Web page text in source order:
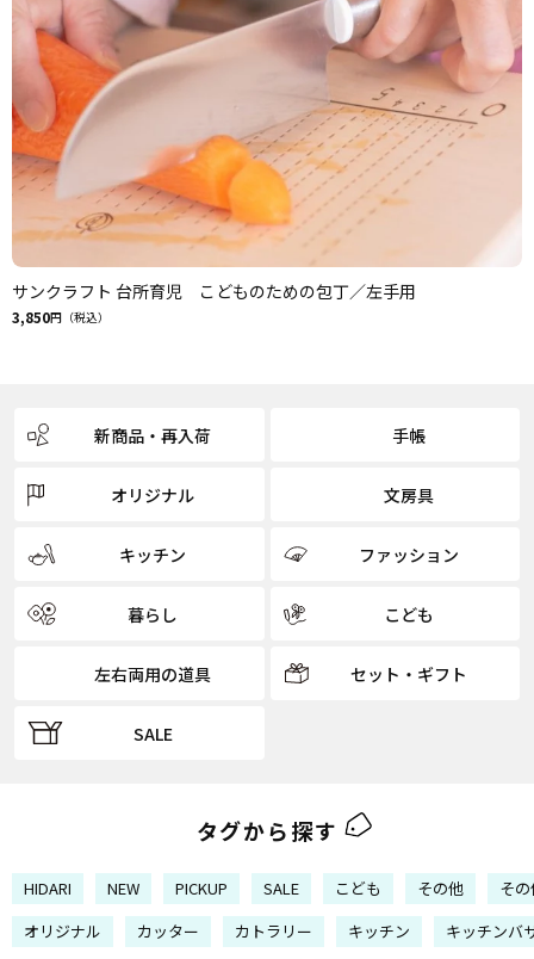
サンクラフト 台所育児 こどものための包丁／左手用
3,850円（税込）
新商品・再入荷 手帳
オリジナル 文房具
キッチン ファッション
暮らし こども
左右両用の道具 セット・ギフト
SALE
タグから探す
HIDARI NEW PICKUP SALE こども その他
そ
オリジナル
カッター カトラリー キッチン
キッチンバ